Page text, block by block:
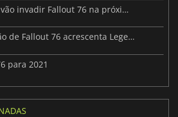
Os extraterrestres vão invadir Fallout 76 na próxima primavera
A última atualização de Fallout 76 acrescenta Legendary Crafting
para 2021